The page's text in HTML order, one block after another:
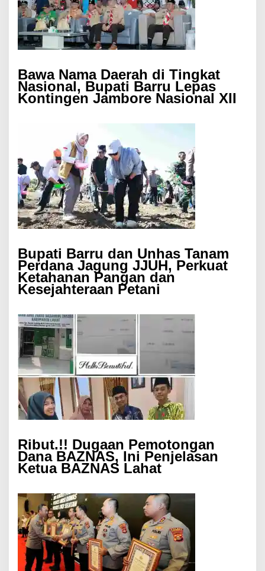
Bawa Nama Daerah di Tingkat
Nasional, Bupati Barru Lepas
Kontingen Jambore Nasional XII
Bupati Barru dan Unhas Tanam
Perdana Jagung JJUH, Perkuat
Ketahanan Pangan dan
Kesejahteraan Petani
Ribut.!! Dugaan Pemotongan
Dana BAZNAS, Ini Penjelasan
Ketua BAZNAS Lahat